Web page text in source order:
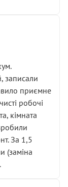
записали
приємне
робочі
кімната
За 1,5
(заміна